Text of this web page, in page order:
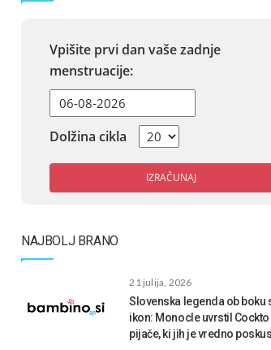
Vpišite prvi dan vaše zadnje
menstruacije:
Dolžina cikla
IZRAČUNAJ
NAJBOLJ BRANO
21 julija, 2026
Slovenska legenda ob boku
ikon: Monocle uvrstil Cockto
pijače, ki jih je vredno